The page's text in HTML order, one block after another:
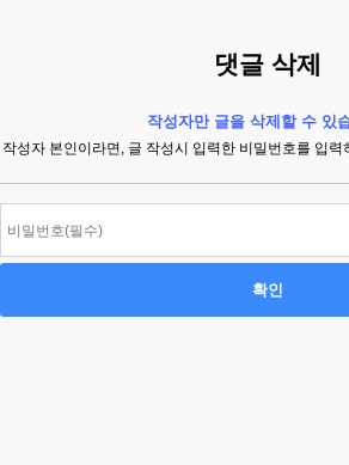
댓글 삭제
작성자만 글을 삭제할 수 있
작성자 본인이라면, 글 작성시 입력한 비밀번호를 입